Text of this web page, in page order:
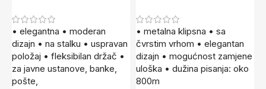
• elegantna • moderan
dizajn • na stalku • uspravan
položaj • fleksibilan držač •
za javne ustanove, banke,
pošte,
• metalna klipsna • sa
čvrstim vrhom • elegantan
dizajn • mogućnost zamjene
uloška • dužina pisanja: oko
800m